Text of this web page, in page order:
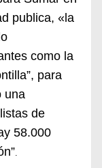
publica, «la
como la
para
una
de
58.000
.